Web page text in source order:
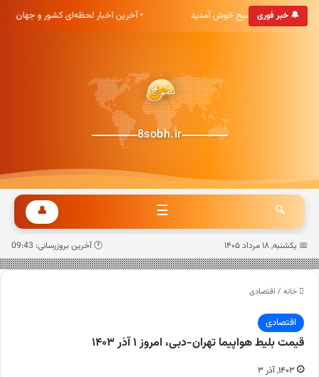
🔔 خبر فوری
پایگاه خبری هشت صبح خوش آمدید • آخرین اخبار لحظه‌ای کشور و جهان
8sobh.ir
🔍
☰
👤
📅 یکشنبه, ۱۸ مرداد ۱۴۰۵ 🕐 آخرین بروزرسانی: 09:43
خانه / اقتصادی
اقتصادی
قیمت بلیط هواپیما تهران-دبی، امروز ۱ آذر ۱۴۰۳
۱۴۰۳, آذر ۳